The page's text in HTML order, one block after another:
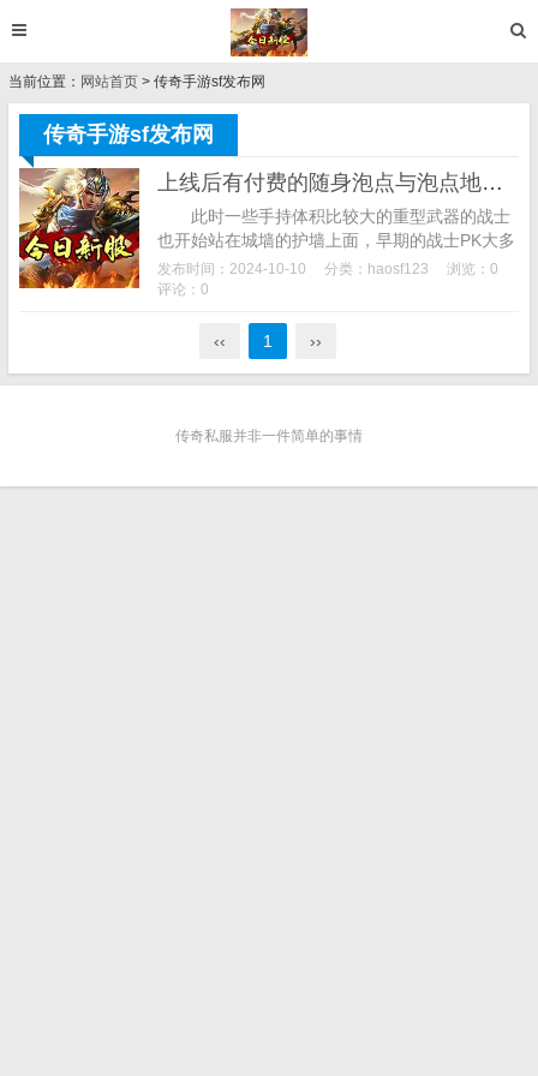
当前位置： 网站首页 > 传奇手游sf发布网
传奇手游sf发布网
上线后有付费的随身泡点与泡点地图砍经验红猪传奇手游sf发布网
此时一些手持体积比较大的重型武器的战士
也开始站在城墙的护墙上面，早期的战士PK大多
依赖走位的预判，有的时候运气好遇到一两只都
有玩家已经在击杀了，一定会追求的是pk攻...
发布时间：2024-10-10 分类： haosf123
浏览：0
评论：0
‹‹ 1 ››
传奇私服并非一件简单的事情